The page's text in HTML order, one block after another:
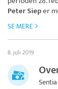
Peter Sieper
SE MERE
8. juli 2019